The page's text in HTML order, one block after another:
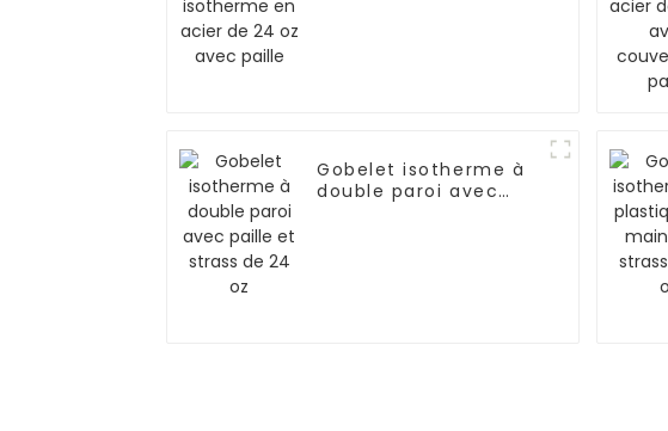
Gobelet isotherme à
double paroi avec